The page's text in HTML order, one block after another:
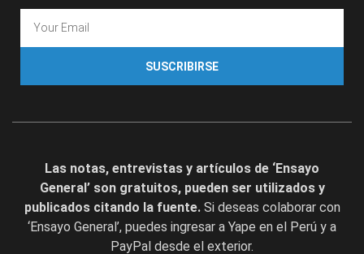
SUSCRIBIRSE
Las notas, entrevistas y artículos de ‘Ensayo
General’ son gratuitos, pueden ser utilizados y
publicados citando la fuente. Si deseas colaborar con
‘Ensayo General’, puedes ingresar a Yape en el Perú y a
PayPal desde el exterior.